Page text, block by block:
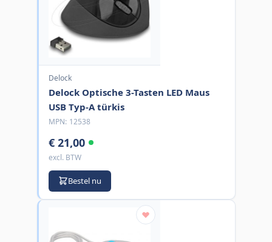
Delock
Delock Optische 3-Tasten LED Maus
USB Typ-A türkis
MPN: 12538
€ 21,00
excl. BTW
Bestel nu